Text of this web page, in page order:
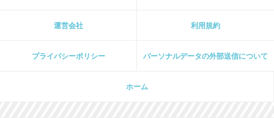
運営会社 利用規約
プライパシーポリシー パーソナルデータの外部送信について
ホーム